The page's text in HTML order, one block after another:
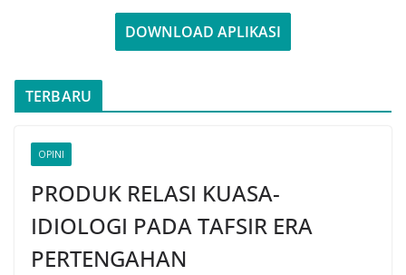
DOWNLOAD APLIKASI
TERBARU
OPINI
PRODUK RELASI KUASA-
IDIOLOGI PADA TAFSIR ERA
PERTENGAHAN